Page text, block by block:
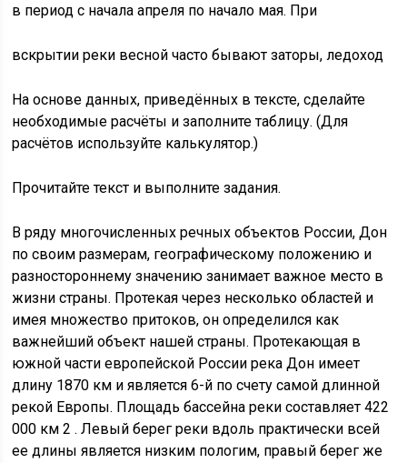
в период с начала апреля по начало мая. При
вскрытии реки весной часто бывают заторы, ледоход
На основе данных, приведённых в тексте, сделайте
необходимые расчёты и заполните таблицу. (Для
расчётов используйте калькулятор.)
Прочитайте текст и выполните задания.
В ряду многочисленных речных объектов России, Дон
по своим размерам, географическому положению и
разностороннему значению занимает важное место в
жизни страны. Протекая через несколько областей и
имея множество притоков, он определился как
важнейший объект нашей страны. Протекающая в
южной части европейской России река Дон имеет
длину 1870 км и является 6-й по счету самой длинной
рекой Европы. Площадь бассейна реки составляет 422
000 км 2 . Левый берег реки вдоль практически всей
ее длины является низким пологим, правый берег же